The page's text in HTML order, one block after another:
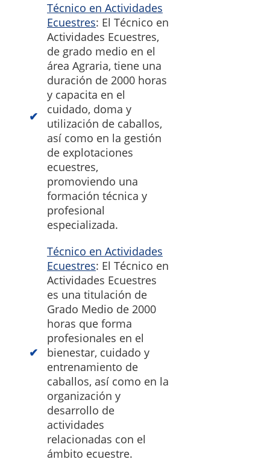
Técnico en Actividades
Ecuestres: El Técnico en
Actividades Ecuestres,
de grado medio en el
área Agraria, tiene una
duración de 2000 horas
y capacita en el
cuidado, doma y
utilización de caballos,
así como en la gestión
de explotaciones
ecuestres,
promoviendo una
formación técnica y
profesional
especializada.
Técnico en Actividades
Ecuestres: El Técnico en
Actividades Ecuestres
es una titulación de
Grado Medio de 2000
horas que forma
profesionales en el
bienestar, cuidado y
entrenamiento de
caballos, así como en la
organización y
desarrollo de
actividades
relacionadas con el
ámbito ecuestre.